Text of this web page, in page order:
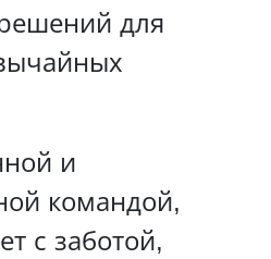
для
и
командой,
с заботой,